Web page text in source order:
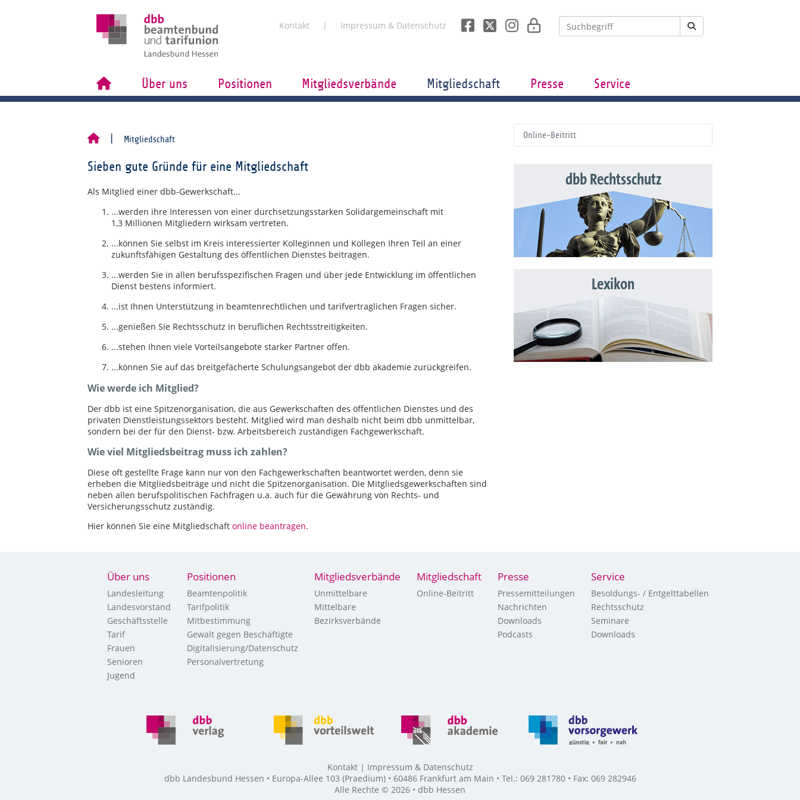
Kontakt Impressum & Datenschutz
Über uns Positionen Mitgliedsverbände Mitgliedschaft Presse Service
Mitgliedschaft
Sieben gute Gründe für eine Mitgliedschaft
Als Mitglied einer dbb-Gewerkschaft...
...werden ihre Interessen von einer durchsetzungsstarken Solidargemeinschaft mit
1,3 Millionen Mitgliedern wirksam vertreten.
...können Sie selbst im Kreis interessierter Kolleginnen und Kollegen Ihren Teil an einer
zukunftsfähigen Gestaltung des öffentlichen Dienstes beitragen.
...werden Sie in allen berufsspezifischen Fragen und über jede Entwicklung im öffentlichen
Dienst bestens informiert.
...ist Ihnen Unterstützung in beamtenrechtlichen und tarifvertraglichen Fragen sicher.
...genießen Sie Rechtsschutz in beruflichen Rechtsstreitigkeiten.
...stehen Ihnen viele Vorteilsangebote starker Partner offen.
...können Sie auf das breitgefächerte Schulungsangebot der dbb akademie zurückgreifen.
Wie werde ich Mitglied?
Der dbb ist eine Spitzenorganisation, die aus Gewerkschaften des öffentlichen Dienstes und des
privaten Dienstleistungssektors besteht. Mitglied wird man deshalb nicht beim dbb unmittelbar,
sondern bei der für den Dienst- bzw. Arbeitsbereich zuständigen Fachgewerkschaft.
Wie viel Mitgliedsbeitrag muss ich zahlen?
Diese oft gestellte Frage kann nur von den Fachgewerkschaften beantwortet werden, denn sie
erheben die Mitgliedsbeiträge und nicht die Spitzenorganisation. Die Mitgliedsgewerkschaften sind
neben allen berufspolitischen Fachfragen u.a. auch für die Gewährung von Rechts- und
Versicherungsschutz zuständig.
Hier können Sie eine Mitgliedschaft online beantragen.
Online-Beitritt
dbb Rechtsschutz
Lexikon
Über uns
Landesleitung
Landesvorstand
Geschäftsstelle
Tarif
Frauen
Senioren
Jugend
Positionen
Beamtenpolitik
Tarifpolitik
Mitbestimmung
Gewalt gegen Beschäftigte
Digitalisierung/Datenschutz
Personalvertretung
Mitgliedsverbände
Unmittelbare
Mittelbare
Bezirksverbände
Mitgliedschaft
Online-Beitritt
Presse
Pressemitteilungen
Nachrichten
Downloads
Podcasts
Service
Besoldungs- / Entgelttabellen
Rechtsschutz
Seminare
Downloads
Kontakt
Impressum & Datenschutz
dbb Landesbund Hessen • Europa-Allee 103 (Praedium) • 60486 Frankfurt am Main • Tel.: 069 281780 • Fax: 069 282946
Alle Rechte © 2026 • dbb Hessen